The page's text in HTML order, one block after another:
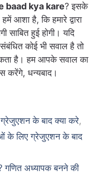
baad kya kare? इसके
आशा है, कि हमारे द्वारा
साबित हुई होगी। यदि
कोई भी सवाल है तो
है। हम आपके सवाल का
करेंगे, धन्यबाद।
ग्रेजुएशन के बाद क्या करे,
के लिए ग्रेजुएशन के बाद
अध्यापक बनने की